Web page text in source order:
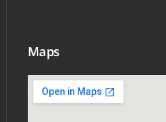
Maps